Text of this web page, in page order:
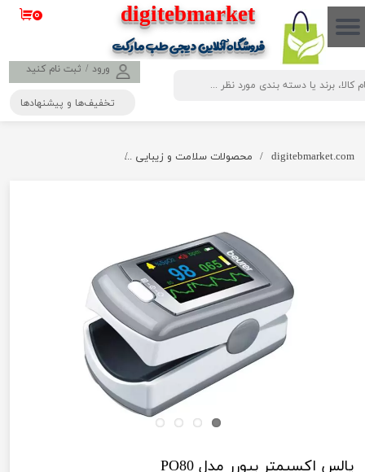
​​​​​​​​digitebmarket
فروشگاه آنلاین دیجی طب مارکت
ورود / ثبت نام کنید
حساب کاربری من
تغییر گذر واژه
۰
تخفیف‌ها و پیشنهادها
digitebmarket.com محصولات سلامت و زیبایی
پالس اکسیمتر بیورر مدل PO80